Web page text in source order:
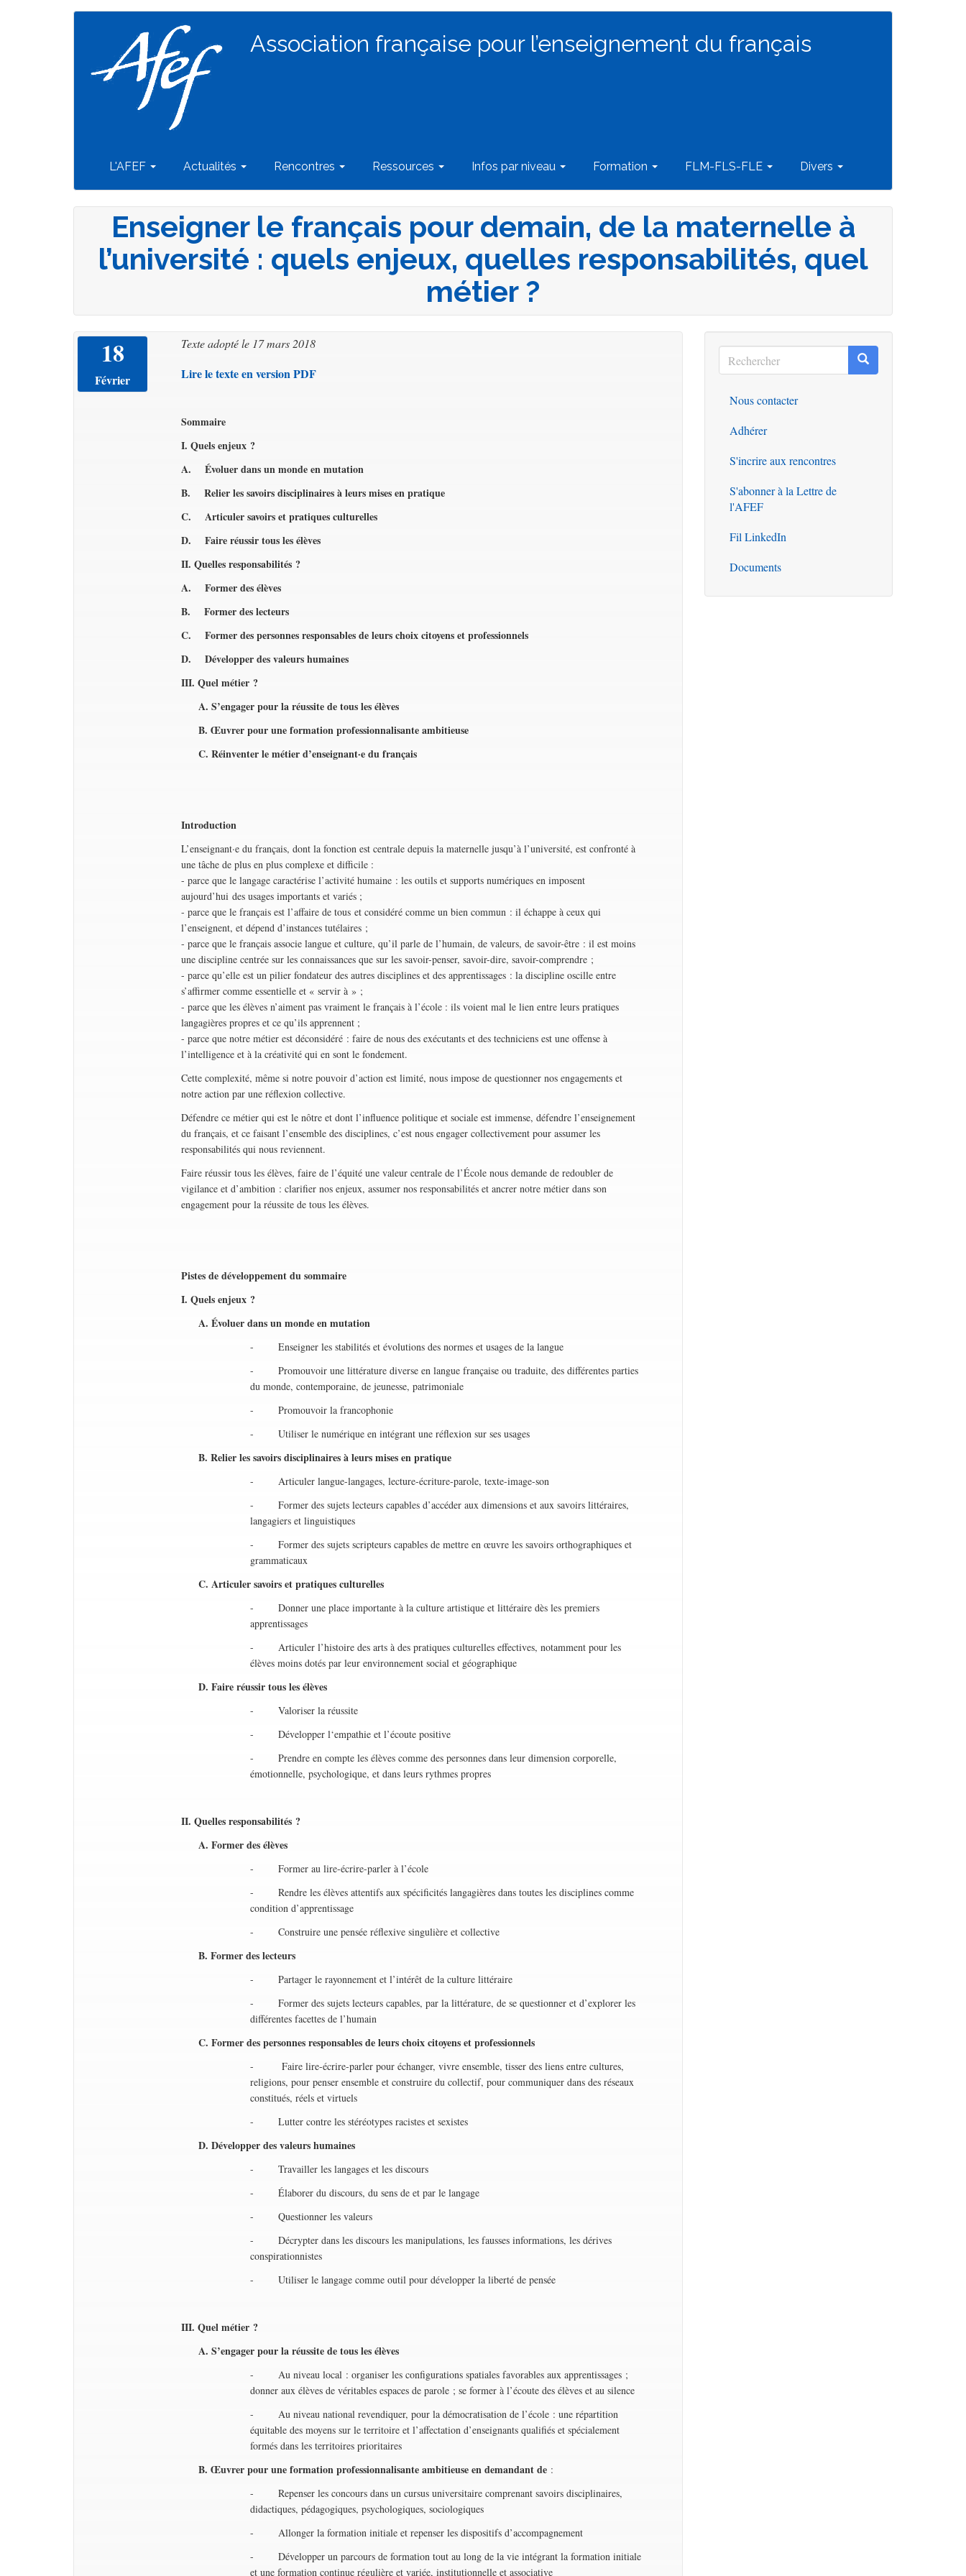
Association française pour l’enseignement du français
Navigation
principale
L'AFEF Actualités Rencontres Ressources Infos par niveau Formation FLM-FLS-FLE Divers
Enseigner le français pour demain, de la maternelle à
l’université : quels enjeux, quelles responsabilités, quel
métier ?
18
Février
Texte adopté le 17 mars 2018
Lire le texte en version PDF
Sommaire
I. Quels enjeux ?
A.Évoluer dans un monde en mutation
B.Relier les savoirs disciplinaires à leurs mises en pratique
C.Articuler savoirs et pratiques culturelles
D.Faire réussir tous les élèves
II. Quelles responsabilités ?
A.Former des élèves
B.Former des lecteurs
C.Former des personnes responsables de leurs choix citoyens et professionnels
D.Développer des valeurs humaines
III. Quel métier ?
A. S’engager pour la réussite de tous les élèves
B. Œuvrer pour une formation professionnalisante ambitieuse
C. Réinventer le métier d’enseignant·e du français
Introduction
L’enseignant·e du français, dont la fonction est centrale depuis la maternelle jusqu’à l’université, est confronté à
une tâche de plus en plus complexe et difficile :
- parce que le langage caractérise l’activité humaine : les outils et supports numériques en imposent
aujourd’hui des usages importants et variés ;
- parce que le français est l’affaire de tous et considéré comme un bien commun : il échappe à ceux qui
l’enseignent, et dépend d’instances tutélaires ;
- parce que le français associe langue et culture, qu’il parle de l’humain, de valeurs, de savoir-être : il est moins
une discipline centrée sur les connaissances que sur les savoir-penser, savoir-dire, savoir-comprendre ;
- parce qu’elle est un pilier fondateur des autres disciplines et des apprentissages : la discipline oscille entre
s’affirmer comme essentielle et « servir à » ;
- parce que les élèves n’aiment pas vraiment le français à l’école : ils voient mal le lien entre leurs pratiques
langagières propres et ce qu’ils apprennent ;
- parce que notre métier est déconsidéré : faire de nous des exécutants et des techniciens est une offense à
l’intelligence et à la créativité qui en sont le fondement.
Cette complexité, même si notre pouvoir d’action est limité, nous impose de questionner nos engagements et
notre action par une réflexion collective.
Défendre ce métier qui est le nôtre et dont l’influence politique et sociale est immense, défendre l’enseignement
du français, et ce faisant l’ensemble des disciplines, c’est nous engager collectivement pour assumer les
responsabilités qui nous reviennent.
Faire réussir tous les élèves, faire de l’équité une valeur centrale de l’École nous demande de redoubler de
vigilance et d’ambition : clarifier nos enjeux, assumer nos responsabilités et ancrer notre métier dans son
engagement pour la réussite de tous les élèves.
Pistes de développement du sommaire
I. Quels enjeux ?
A. Évoluer dans un monde en mutation
- Enseigner les stabilités et évolutions des normes et usages de la langue
- Promouvoir une littérature diverse en langue française ou traduite, des différentes parties
du monde, contemporaine, de jeunesse, patrimoniale
- Promouvoir la francophonie
- Utiliser le numérique en intégrant une réflexion sur ses usages
B. Relier les savoirs disciplinaires à leurs mises en pratique
- Articuler langue-langages, lecture-écriture-parole, texte-image-son
- Former des sujets lecteurs capables d’accéder aux dimensions et aux savoirs littéraires,
langagiers et linguistiques
- Former des sujets scripteurs capables de mettre en œuvre les savoirs orthographiques et
grammaticaux
C. Articuler savoirs et pratiques culturelles
- Donner une place importante à la culture artistique et littéraire dès les premiers
apprentissages
- Articuler l’histoire des arts à des pratiques culturelles effectives, notamment pour les
élèves moins dotés par leur environnement social et géographique
D. Faire réussir tous les élèves
- Valoriser la réussite
- Développer l‘empathie et l’écoute positive
- Prendre en compte les élèves comme des personnes dans leur dimension corporelle,
émotionnelle, psychologique, et dans leurs rythmes propres
II. Quelles responsabilités ?
A. Former des élèves
- Former au lire-écrire-parler à l’école
- Rendre les élèves attentifs aux spécificités langagières dans toutes les disciplines comme
condition d’apprentissage
- Construire une pensée réflexive singulière et collective
B. Former des lecteurs
- Partager le rayonnement et l’intérêt de la culture littéraire
- Former des sujets lecteurs capables, par la littérature, de se questionner et d’explorer les
différentes facettes de l’humain
C. Former des personnes responsables de leurs choix citoyens et professionnels
- Faire lire-écrire-parler pour échanger, vivre ensemble, tisser des liens entre cultures,
religions, pour penser ensemble et construire du collectif, pour communiquer dans des réseaux
constitués, réels et virtuels
- Lutter contre les stéréotypes racistes et sexistes
D. Développer des valeurs humaines
- Travailler les langages et les discours
- Élaborer du discours, du sens de et par le langage
- Questionner les valeurs
- Décrypter dans les discours les manipulations, les fausses informations, les dérives
conspirationnistes
- Utiliser le langage comme outil pour développer la liberté de pensée
III. Quel métier ?
A. S’engager pour la réussite de tous les élèves
- Au niveau local : organiser les configurations spatiales favorables aux apprentissages ;
donner aux élèves de véritables espaces de parole ; se former à l’écoute des élèves et au silence
- Au niveau national revendiquer, pour la démocratisation de l’école : une répartition
équitable des moyens sur le territoire et l’affectation d’enseignants qualifiés et spécialement
formés dans les territoires prioritaires
B. Œuvrer pour une formation professionnalisante ambitieuse en demandant de :
- Repenser les concours dans un cursus universitaire comprenant savoirs disciplinaires,
didactiques, pédagogiques, psychologiques, sociologiques
- Allonger la formation initiale et repenser les dispositifs d’accompagnement
- Développer un parcours de formation tout au long de la vie intégrant la formation initiale
et une formation continue régulière et variée, institutionnelle et associative
Rechercher
Rechercher Rechercher
Outils
Nous contacter
Adhérer
S'incrire aux rencontres
S'abonner à la Lettre de
l'AFEF
Fil LinkedIn
Documents